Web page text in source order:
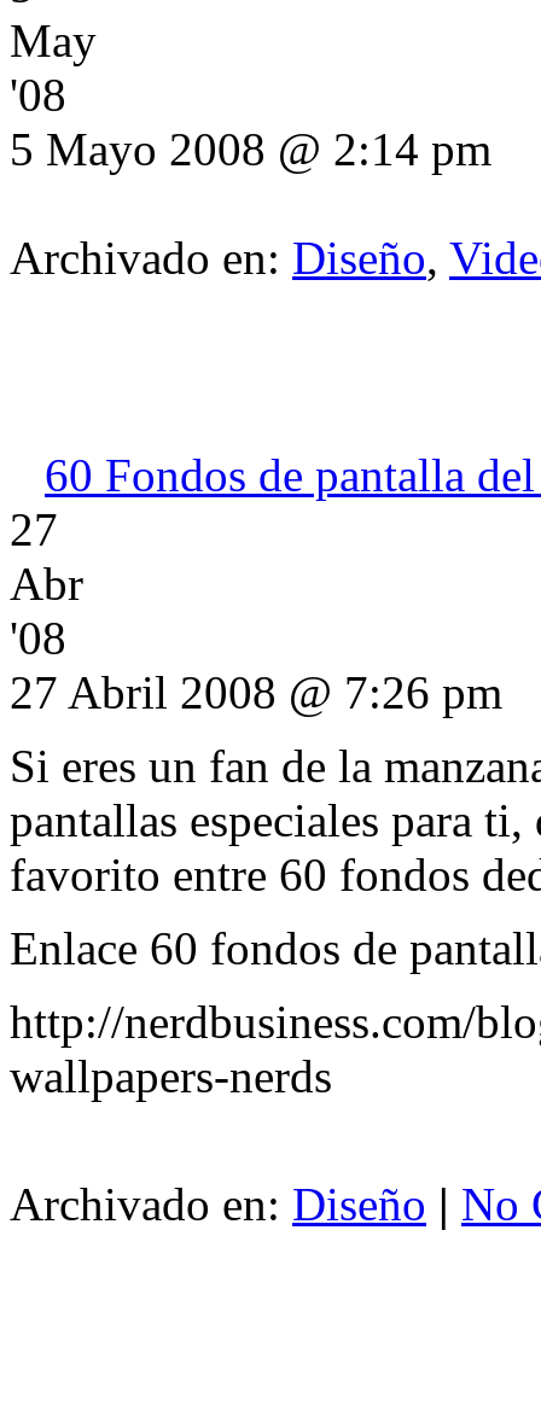
May
'08
5 Mayo 2008 @ 2:14 pm
Archivado en: Diseño,
60 Fondos de pantalla
27
Abr
'08
27 Abril 2008 @ 7:26 pm
Si eres un fan de la
pantallas especiales para
favorito entre 60 fondos
Enlace 60 fondos de
http://nerdbusiness.com/
wallpapers-nerds
Archivado en: Diseño | No